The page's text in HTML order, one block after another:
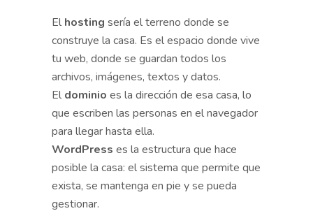
El hosting sería el terreno donde se
construye la casa. Es el espacio donde vive
tu web, donde se guardan todos los
archivos, imágenes, textos y datos.
El dominio es la dirección de esa casa, lo
que escriben las personas en el navegador
para llegar hasta ella.
WordPress es la estructura que hace
posible la casa: el sistema que permite que
exista, se mantenga en pie y se pueda
gestionar.